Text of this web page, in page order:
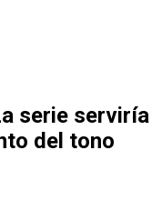
serie serviría
del tono